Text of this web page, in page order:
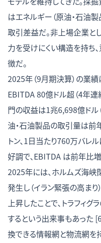
はエネルギー（原油・石油
取引差益だ。非上場企業と
力を受けにくい構造を持ち
徴だ。
2025年（9月期決算）の業
EBITDA 80億ドル超（4年
門の収益は1兆6,698億ドル
油・石油製品の取引量は前
トン、1日当たり760万バレ
好調で、EBITDA は前年比
2025年には、ホルムズ海峡
発生し（イラン緊張の高まり
上昇したことで、トラフィ
するという出来事もあった
換できる情報網と物流網を